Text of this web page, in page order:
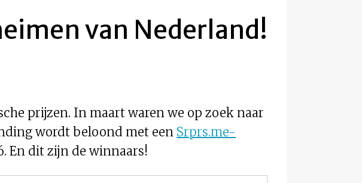
van Nederland!
prijzen. In maart waren we op zoek naar
wordt beloond met een Srprs.me-
En dit zijn de winnaars!